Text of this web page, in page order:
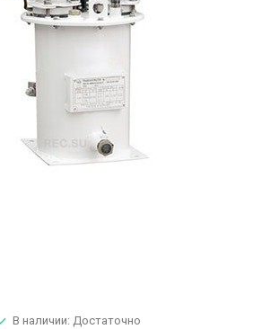
В наличии: Достаточно